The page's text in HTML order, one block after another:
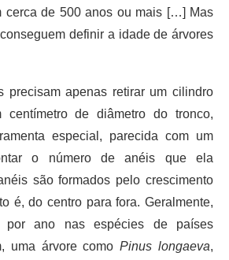
cerca de 500 anos ou mais […] Mas
definir a idade de árvores
apenas retirar um cilindro
de diâmetro do tronco,
especial, parecida com um
o número de anéis que ela
são formados pelo crescimento
é, do centro para fora. Geralmente,
por ano nas espécies de países
uma árvore comoPinus longaeva,